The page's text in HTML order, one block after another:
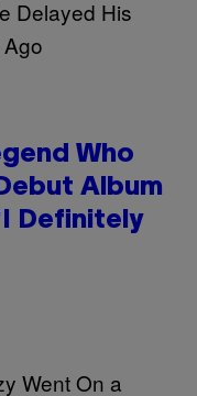
Who
Album
Definitely